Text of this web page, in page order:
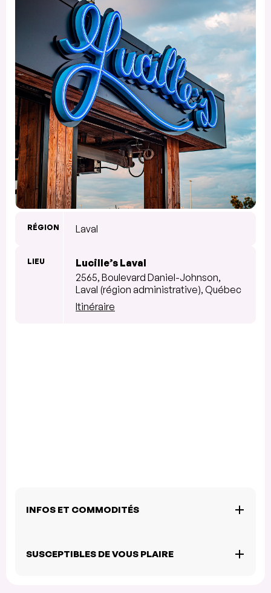
RÉGION Laval
LIEU
Lucille’s Laval
2565, Boulevard Daniel-Johnson,
Laval (région administrative), Québec
Itinéraire
INFOS ET COMMODITÉS
SUSCEPTIBLES DE VOUS PLAIRE